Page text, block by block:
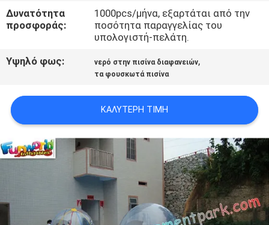
Δυνατότητα
προσφοράς:
1000pcs/μήνα, εξαρτάται από την
ποσότητα παραγγελίας του
υπολογιστή-πελάτη.
Υψηλό φως:
νερό στην πισίνα διαφανειών,
τα φουσκωτά πισίνα
ΚΑΛΎΤΕΡΗ ΤΙΜΉ